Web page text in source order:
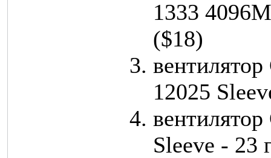
1333
($18)
12025
Sleeve - 23